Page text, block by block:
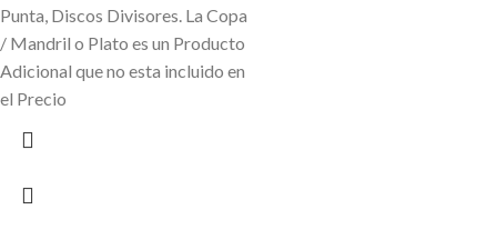
Punta, Discos Divisores. La Copa
/ Mandril o Plato es un Producto
Adicional que no esta incluido en
el Precio